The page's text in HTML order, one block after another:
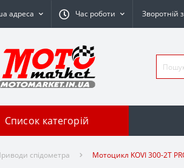
адреса Час роботи Зворотній
Список категорій
спідометра Мотоцикл KOVI 300-2T